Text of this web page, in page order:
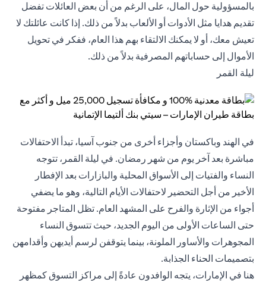
بالمسؤولية حول المال، على الرغم من أن بعض العائلات تفضل
تقديم هدايا مثل الأدوات أو الألعاب بدلاً من ذلك. إذا كانت عائلتك لا
تعيش معك، أو لا يمكنك الالتقاء بهم هذا العام، ففكر في تحويل
الأموال إلى حساباتهم المصرفية بدلاً من ذلك.
ليلة القمر
في الهند وباكستان وأجزاء أخرى من جنوب آسيا، تبدأ الاحتفالات
مباشرة بعد آخر يوم من شهر رمضان. في ليلة القمر، تتوجه
النساء والفتيات إلى الأسواق المحلية والبازارات بعد الإفطار
الأخير من أجل التحضير لاحتفالات الأيام التالية، وهو ما يضفي
أجواء من الإثارة والفرح على المشهد العام. تظل المتاجر مفتوحة
حتى الساعات الأولى من اليوم الجديد، حيث تتسوق النساء
المجوهرات والأساور الملونة، بينما يتوقفن لرسم أيديهن وأقدامهن
بتصميمات الحناء الجذابة.
هنا في الإمارات، يتجه الوافدون عادةً إلى مراكز التسوق كمظهر